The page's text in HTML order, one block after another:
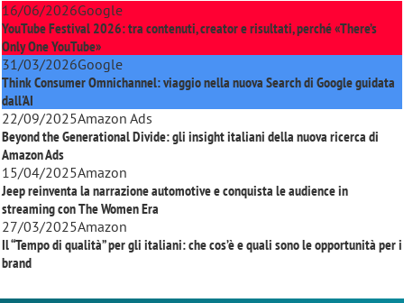
16/06/2026Google
YouTube Festival 2026: tra contenuti, creator e risultati, perché «There’s
Only One YouTube»
31/03/2026Google
Think Consumer Omnichannel: viaggio nella nuova Search di Google guidata
dall'AI
22/09/2025Amazon Ads
Beyond the Generational Divide: gli insight italiani della nuova ricerca di
Amazon Ads
15/04/2025Amazon
Jeep reinventa la narrazione automotive e conquista le audience in
streaming conThe Women Era
27/03/2025Amazon
Il “Tempo di qualità” per gli italiani: che cos’è e quali sono le opportunità per i
brand